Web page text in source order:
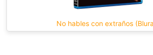
No hables con extraños